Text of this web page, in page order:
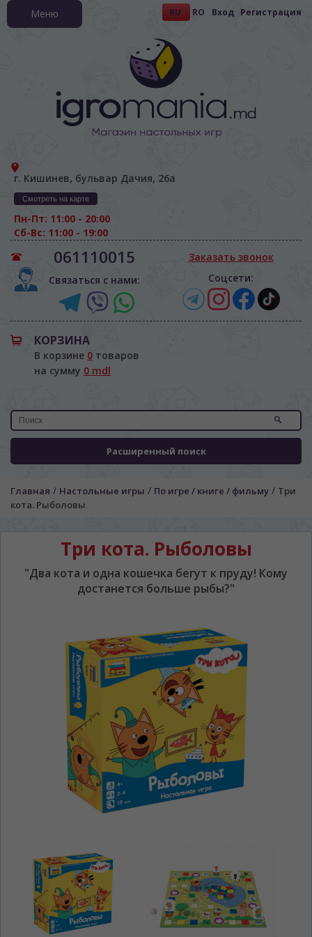
RU RO Вход Регистрация
г. Кишинев, бульвар Дачия, 26а
Смотреть на карте
Пн-Пт: 11:00 - 20:00
Сб-Вс: 11:00 - 19:00
061110015
Связаться с нами:
Заказать звонок
Соцсети:
КОРЗИНА
В корзине 0 товаров
на сумму 0 mdl
Расширенный поиск
Меню
Главная / Настольные игры / По игре / книге / фильму / Три
кота. Рыболовы
Три кота. Рыболовы
"Два кота и одна кошечка бегут к пруду! Кому
достанется больше рыбы?"